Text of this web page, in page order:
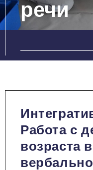
речи
Работа с
возраста